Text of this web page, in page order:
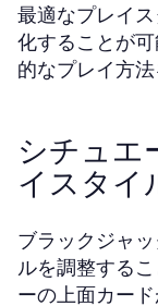
最適なプレイ
化することが
的なプレイ方法
シチュエ
イスタイ
ブラックジャ
ルを調整する
ーの上面カー